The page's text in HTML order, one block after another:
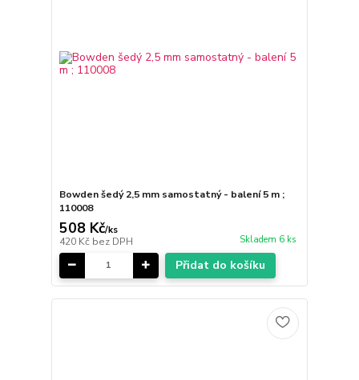
Bowden šedý 2,5 mm samostatný - balení 5 m ;
110008
508 Kč/ks
420 Kč bez DPH Skladem 6 ks
Přidat do košíku